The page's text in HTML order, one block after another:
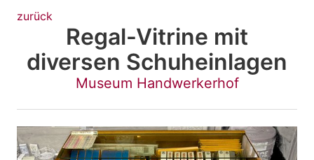
zurück
Regal-Vitrine mit
diversen Schuheinlagen
Museum Handwerkerhof